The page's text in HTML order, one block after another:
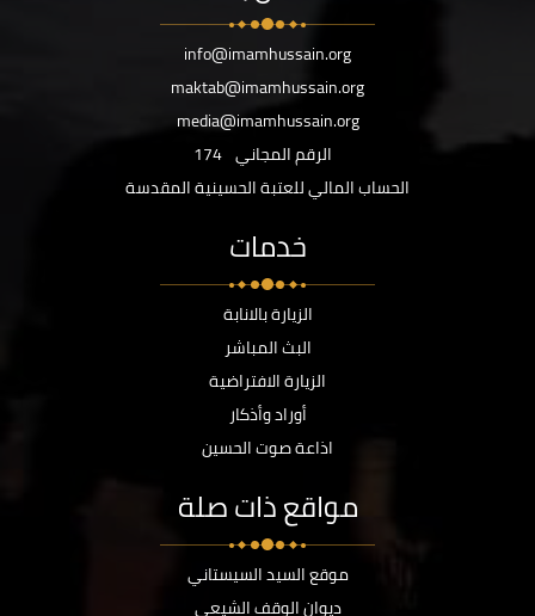
info@imamhussain.org
maktab@imamhussain.org
media@imamhussain.org
الرقم المجاني 174
الحساب المالي للعتبة الحسينية المقدسة
خدمات
الزيارة بالانابة
البث المباشر
الزيارة الافتراضية
أوراد وأذكار
اذاعة صوت الحسين
مواقع ذات صلة
موقع السيد السيستاني
ديوان الوقف الشيعي